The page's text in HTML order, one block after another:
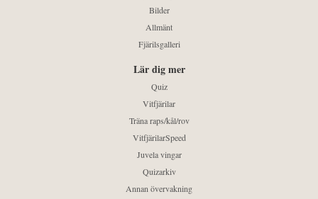
Bilder
Allmänt
Fjärilsgalleri
Lär dig mer
Quiz
Vitfjärilar
Träna raps/kål/rov
VitfjärilarSpeed
Juvela vingar
Quizarkiv
Annan övervakning